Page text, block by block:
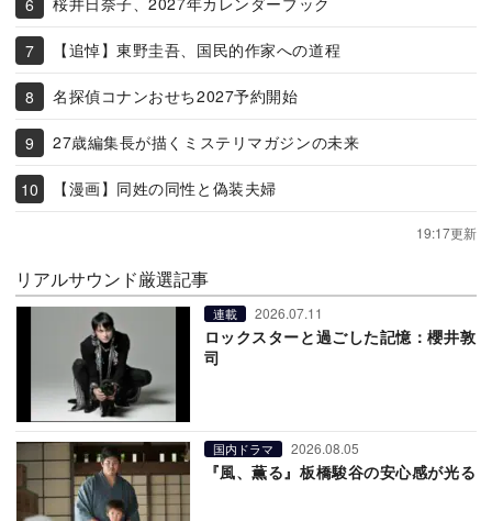
【追悼】東野圭吾、国民的作家への道程
名探偵コナンおせち2027予約開始
27歳編集長が描くミステリマガジンの未来
【漫画】同姓の同性と偽装夫婦
19:17更新
リアルサウンド厳選記事
連載 2026.07.11
ロックスターと過ごした記憶：櫻井敦
司
国内ドラマ 2026.08.05
『風、薫る』板橋駿谷の安心感が光る